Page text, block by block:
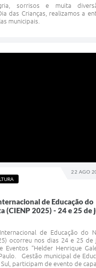
sorrisos e muita
das Crianças, realizamos a
municipais.
22 AGO
de Educação do
(CIENP 2025) - 24 e 25 de
de Educação do
ocorreu nos dias 24 e 25 de
Eventos “Helder Henrique
Gestão municipal de
participam de evento de